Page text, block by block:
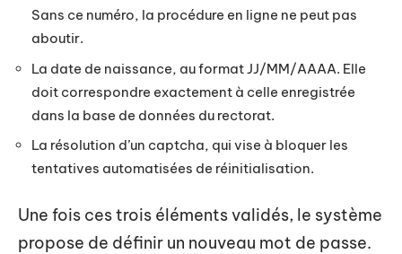
Sans ce numéro, la procédure en ligne ne peut pas
aboutir.
La date de naissance, au format JJ/MM/AAAA. Elle
doit correspondre exactement à celle enregistrée
dans la base de données du rectorat.
La résolution d’un captcha, qui vise à bloquer les
tentatives automatisées de réinitialisation.
Une fois ces trois éléments validés, le système
propose de définir un nouveau mot de passe.